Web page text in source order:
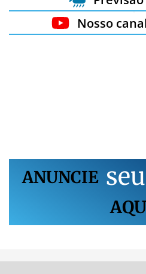
Nosso
ANUNCIE seu